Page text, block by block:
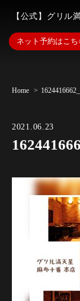
【公式】グリ
ネット予約はこち
Home
2021.06.23